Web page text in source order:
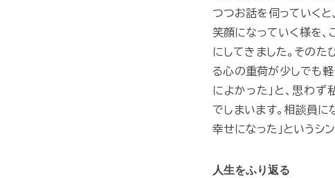
つつお話を伺っていくと
笑顔になっていく様を、
にしてきました。そのた
る心の重荷が少しでも軽
によかった」と、思わず
でしまいます。相談員に
幸せになった」というシ
人生をふり返る